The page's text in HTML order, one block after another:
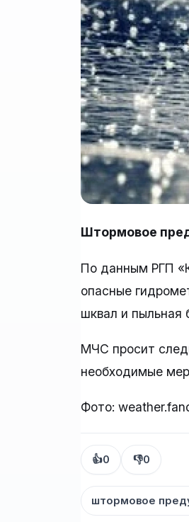
Штормовое
По данным РГП
опасные
шквал и пыльная
МЧС просит
необходимые
Фото:
👍0 👎0
штормовое